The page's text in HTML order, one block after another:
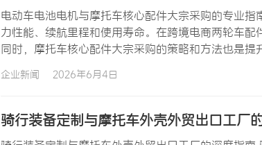
电动车电池电机与摩托车核心配件大宗采购的专业
力性能、续航里程和使用寿命。在跨境电商两轮车
同时，摩托车核心配件大宗采购的策略和方法也是
要性怎么强调都不为过。一个优质的电动车电池电机…
企业新闻 2026年6月4日
骑行装备定制与摩托车外壳外贸出口工厂